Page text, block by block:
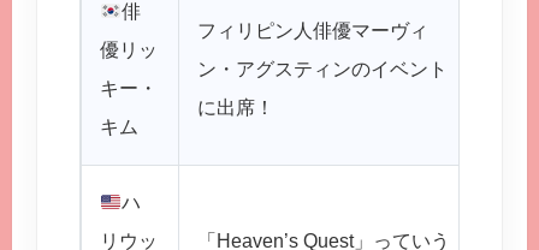
俳
優リッ
キー・
キム
フィリピン人俳優マーヴィ
ン・アグスティンのイベント
に出席！
ハ
リウッ
「Heaven’s Quest」っていう